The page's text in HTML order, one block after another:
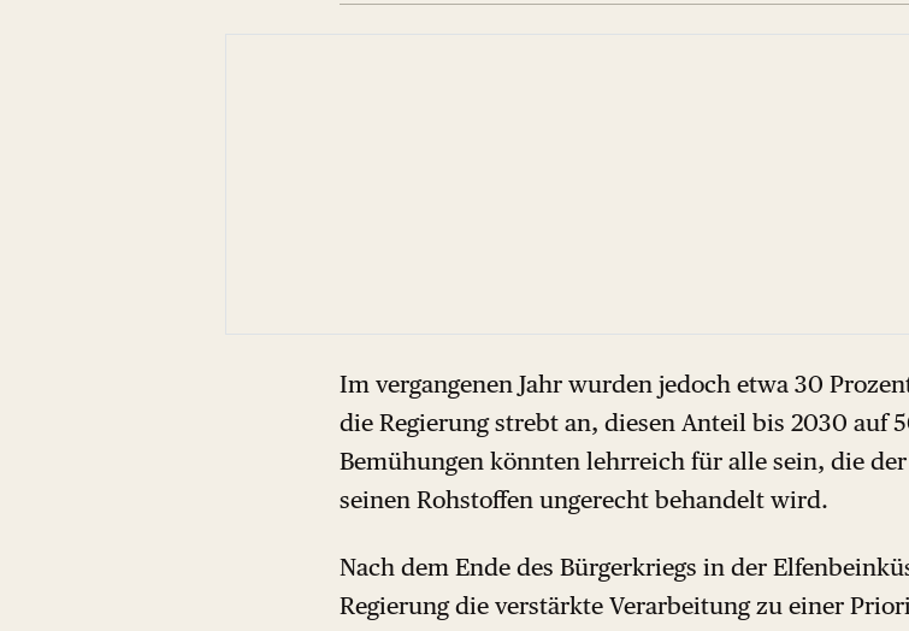
Im vergangenen Jahr wurden jedoch etwa 30
die Regierung strebt an, diesen Anteil bis 2030 auf
Bemühungen könnten lehrreich für alle sein, die
seinen Rohstoffen ungerecht behandelt wird.
Nach dem Ende des Bürgerkriegs in der
Regierung die verstärkte Verarbeitung zu einer